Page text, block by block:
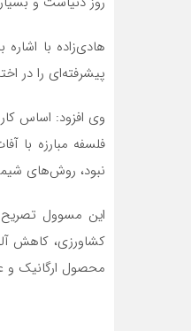
هادی‌زاده با
پیشرفته‌ای را در
وی افزود: اساس
فلسفه مبارزه با
نبود، روش‌های
این مسوول تصریح
کشاورزی، کاهش
محصول ارگانیک و